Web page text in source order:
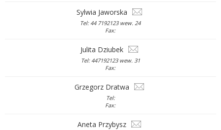
Sylwia Jaworska
Tel: 44 7192123 wew. 24
Fax:
Julita Dziubek
Tel: 447192123 wew. 31
Fax:
Grzegorz Dratwa
Tel:
Fax:
Aneta Przybysz